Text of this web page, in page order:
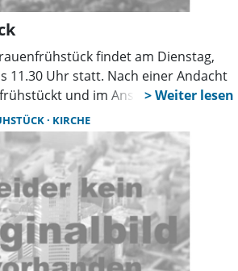
findet am Dienstag,
11.30 Uhr statt. Nach einer Andacht
und im Anschluss wird
Stemm über das Thema, „Ich war
aufgenommen”, referieren.
von Flucht und Gastfreundschaft
Team des Frauenfrühstücks lädt
aus Bokeloh und Umgebung
eine Spende zur Kostendeckung des
gebeten.
KIRCHE